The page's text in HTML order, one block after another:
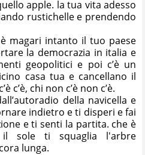
apple. la tua vita adesso
rustichelle e prendendo
magari intanto il tuo paese
la democrazia in italia e
geopolitici e poi c’è un
casa tua e cancellano il
c’è, chi non c’è non c’è.
della navicella e
indietro e ti disperi e fai
e ti senti la partita. che è
il sole ti squaglia l'arbre
lunga.